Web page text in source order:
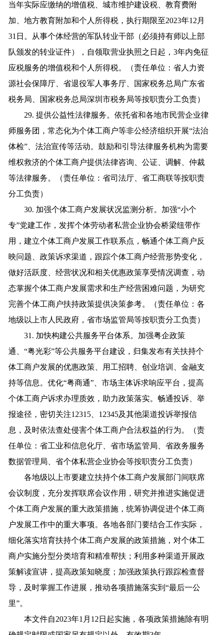
当年实际应缴纳的增值税、城市维护建设税、教育费附
加、地方教育附加和个人所得税，执行期限至2023年12月
31日。从事个体经营的军队转业干部（必须持有师以上部
队颁发的转业证件），自领取营业执照之日起，3年内免征
应税服务的增值税和个人所得税。（责任单位：省人力资
源社会保障厅、省退役军人事务厅、国家税务总局广东省
税务局、国家税务总局深圳市税务局等按职责分工负责）
29. 提供公益性法律服务。依托省和各地市民营企业律
师服务团，常态化为个体工商户等非公经济组织开展“法治
体检”、法治宣传等活动。鼓励和引导法律服务机构为需要
维权救济的个体工商户提供法律咨询、公证、调解、仲裁
等法律服务。（责任单位：省司法厅、省工商联等按职责
分工负责）
30. 加强个体工商户发展状况监测分析。加强“小个
专”党建工作，发挥个体劳动者私营企业协会桥梁纽带作
用，建立个体工商户发展工作联系点，畅通个体工商户反
映问题、政策诉求渠道，跟踪个体工商户经营形势变化，
做好活跃度、经营状况和相关优惠政策享受情况调查，动
态掌握个体工商户发展需求和生产经营困难问题，为研究
完善个体工商户扶持政策提供决策参考。（责任单位：各
地级以上市人民政府，省市场监管局等按职责分工负责）
31. 加快构建公共服务平台体系。加强粤企政策
通、“粤光彩”等公共服务平台建设，归集发布有关扶持个
体工商户发展的优惠政策、用工招聘、创业培训、金融支
持等信息。优化“粤商通”、市场主体诉求响应平台，提高
个体工商户诉求办理质效，助力政策落实。畅通投诉、举
报途径，密切关注12315、12345及其他渠道投诉举报信
息，及时依法查处侵害个体工商户合法权益的行为。（责
任单位：省工业和信息化厅、省市场监管局、省政务服务
数据管理局、省个体私营企业协会等按职责分工负责）
各地级以上市要建立扶持个体工商户发展部门间联席
会议制度，充分发挥联席会议作用，研究并推进实施促进
个体工商户发展的重大政策措施，统筹协调促进个体工商
户发展工作中的重大事项。各地各部门要结合工作实际，
细化落实培育扶持个体工商户发展的政策措施，对个体工
商户实施分型分类培育和精准帮扶；利用多种渠道开展政
策解读宣讲，提高政策知晓度；加强政策执行跟踪检查督
导，及时掌握工作进展，推动各项措施落实到“最后一公
里”。
本文件自2023年1月12日起实施，各项政策措施除有明